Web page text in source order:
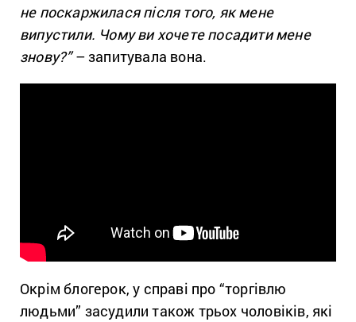
не поскаржилася після того, як мене
випустили. Чому ви хочете посадити мене
знову?”– запитувала вона.
Окрім блогерок, у справі про “торгівлю
людьми” засудили також трьох чоловіків, які